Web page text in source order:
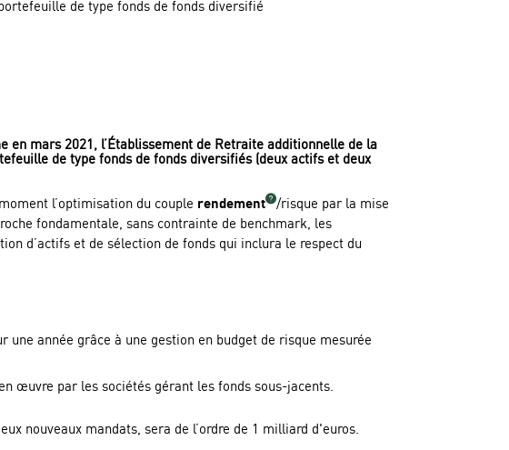
de type fonds de fonds diversifié
mars 2021, l’Établissement de Retraite additionnelle de la
de type fonds de fonds diversifiés (deux actifs et deux
l’optimisation du couple rendement
/risque par la mise
fondamentale, sans contrainte de benchmark, les
d’actifs et de sélection de fonds qui inclura le respect du
année grâce à une gestion en budget de risque mesurée
œuvre par les sociétés gérant les fonds sous-jacents.
nouveaux mandats, sera de l’ordre de 1 milliard d'euros.